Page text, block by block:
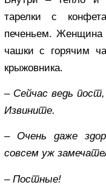
тарелки с
печеньем. Женщина
чашки с горячим
крыжовника.
– Сейчас ведь
Извините.
– Очень даже
совсем уж
– Постные!